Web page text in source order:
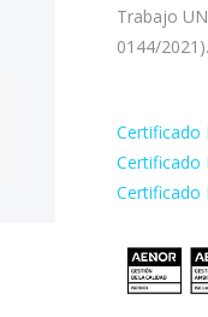
Trabajo
0144/2021).
Certificado
Certificado
Certificado